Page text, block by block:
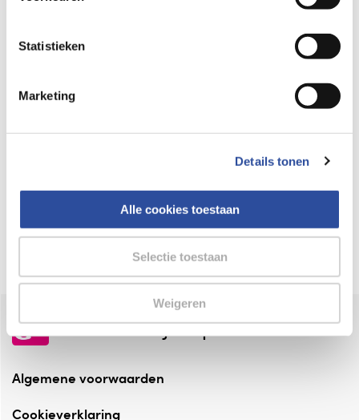
Statistieken
Marketing
Details tonen
Alle cookies toestaan
Selectie toestaan
Weigeren
webshop mag verkopen.
⁠Verantwoorde zorg, ⁠ook online.
Altijd onze folder bij de hand
Check onze folders ⁠bij AlleFolders.
de vriendelijke specialist
Algemene voorwaarden
Cookieverklaring